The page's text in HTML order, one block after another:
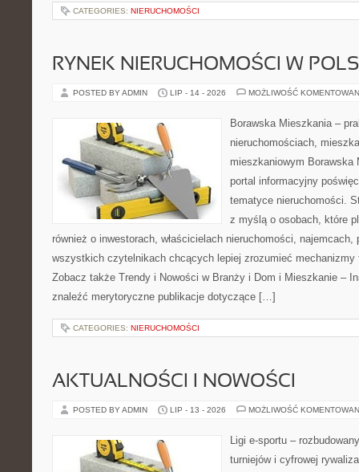
CATEGORIES: NIERUCHOMOŚCI
RYNEK NIERUCHOMOŚCI W
POSTED BY ADMIN LIP - 14 - 2026 MOŻLIWOŚĆ
Borawska Mieszkania –
nieruchomościach,
mieszkaniowym Borawska
portal informacyjny
tematyce nieruchomości.
z myślą o osobach, które
również o inwestorach, właścicielach nieruchomości, najemcach,
wszystkich czytelnikach chcących lepiej zrozumieć mechanizmy
Zobacz także Trendy i Nowości w Branży i Dom i Mieszkanie –
znaleźć merytoryczne publikacje dotyczące […]
CATEGORIES: NIERUCHOMOŚCI
AKTUALNOŚCI I NOWOŚCI
POSTED BY ADMIN LIP - 13 - 2026 MOŻLIWOŚĆ
Ligi e-sportu –
turniejów i cyfrowej